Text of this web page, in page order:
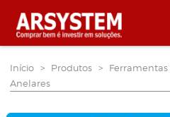
Início > Produtos >
Anelares